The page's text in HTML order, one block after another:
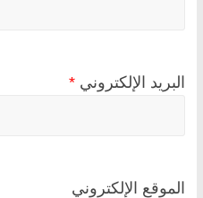
البريد الإلكتروني *
الموقع الإلكتروني